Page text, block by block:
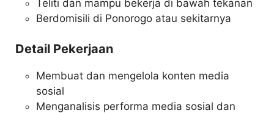
Teliti dan mampu bekerja di bawah tekanan
Berdomisili di Ponorogo atau sekitarnya
Detail Pekerjaan
Membuat dan mengelola konten media
sosial
Menganalisis performa media sosial dan